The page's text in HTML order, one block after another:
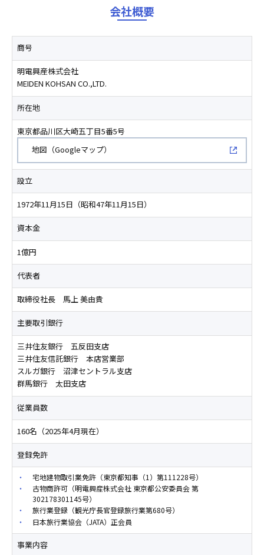
会社概要
商号
明電興産株式会社
MEIDEN KOHSAN CO.,LTD.
所在地
東京都品川区大崎五丁目5番5号
地図（Googleマップ）
設立
1972年11月15日（昭和47年11月15日）
資本金
1億円
代表者
取締役社長 馬上 美由貴
主要取引銀行
三井住友銀行 五反田支店
三井住友信託銀行 本店営業部
スルガ銀行 沼津セントラル支店
群馬銀行 太田支店
従業員数
160名（2025年4月現在）
登録免許
宅地建物取引業免許（東京都知事（1）第111228号）
古物商許可（明電興産株式会社 東京都公安委員会 第
302178301145号）
旅行業登録（観光庁長官登録旅行業第680号）
日本旅行業協会（JATA）正会員
事業内容